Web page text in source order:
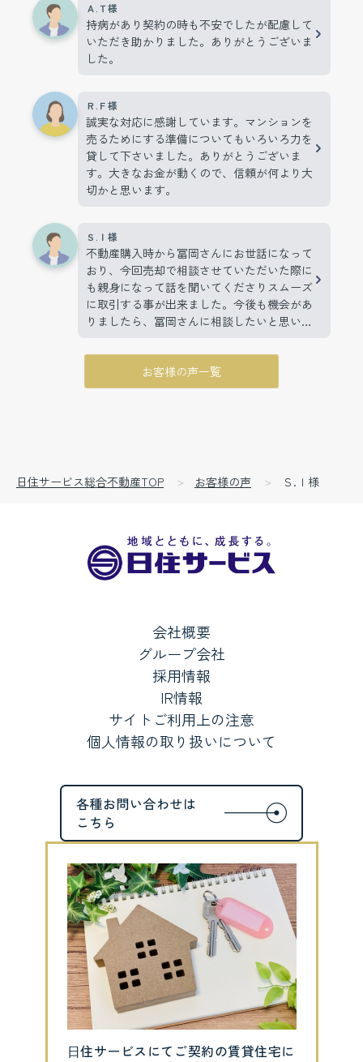
Ａ.Ｔ様
持病があり契約の時も不安でしたが配慮して
いただき助かりました。ありがとうございま
した。
Ｒ.Ｆ様
誠実な対応に感謝しています。マンションを
売るためにする準備についてもいろいろ力を
貸して下さいました。ありがとうございま
す。大きなお金が動くので、信頼が何より大
切かと思います。
Ｓ.Ｉ様
不動産購入時から冨岡さんにお世話になって
おり、今回売却で相談させていただいた際に
も親身になって話を聞いてくださりスムーズ
に取引する事が出来ました。今後も機会があ
りましたら、冨岡さんに相談したいと思いま
お客様の声一覧
日住サービス総合不動産TOP お客様の声 Ｓ.Ｉ様
会社概要
グループ会社
採用情報
IR情報
サイトご利用上の注意
個人情報の取り扱いについて
⽇住サービスにてご契約の賃貸住宅に